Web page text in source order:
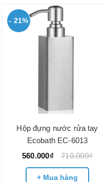
- 21%
Hộp đựng nước rửa tay
Ecobath EC-6013
560.000₫
710.000₫
+ Mua hàng